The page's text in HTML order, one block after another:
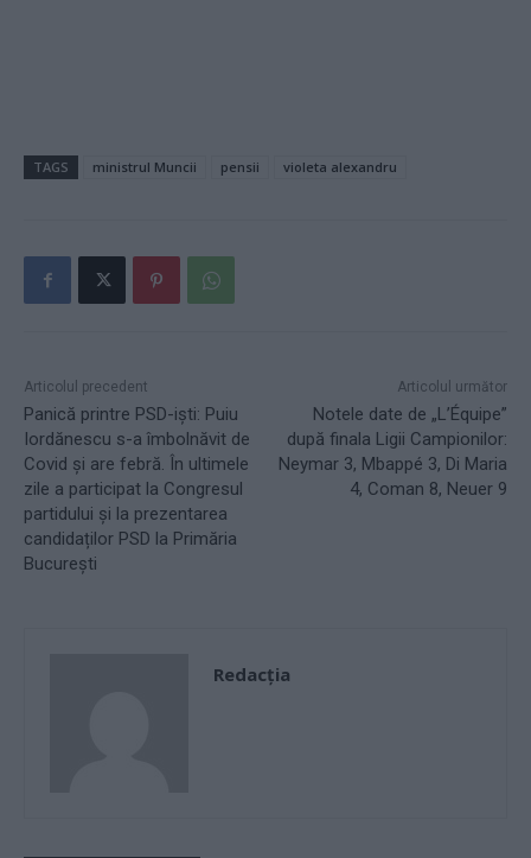
TAGS ministrul Muncii pensii violeta alexandru
Articolul precedent
Panică printre PSD-iști: Puiu
Iordănescu s-a îmbolnăvit de
Covid și are febră. În ultimele
zile a participat la Congresul
partidului și la prezentarea
candidaților PSD la Primăria
București
Articolul următor
Notele date de „L’Équipe”
după finala Ligii Campionilor:
Neymar 3, Mbappé 3, Di Maria
4, Coman 8, Neuer 9
Redacţia